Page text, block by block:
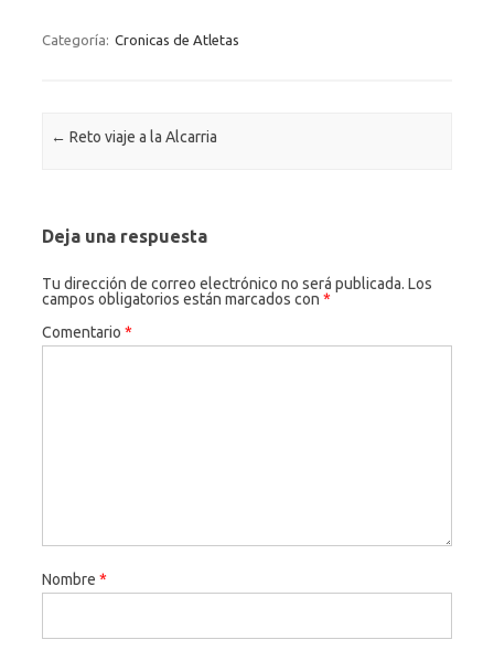
Categoría: Cronicas de Atletas
Navegación de entradas
← Reto viaje a la Alcarria
Deja una respuesta
Tu dirección de correo electrónico no será publicada. Los
campos obligatorios están marcados con *
Comentario *
Nombre *